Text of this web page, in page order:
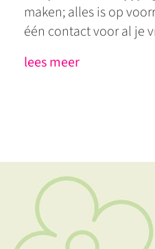
maken; alles is op
één contact voor al je
lees meer